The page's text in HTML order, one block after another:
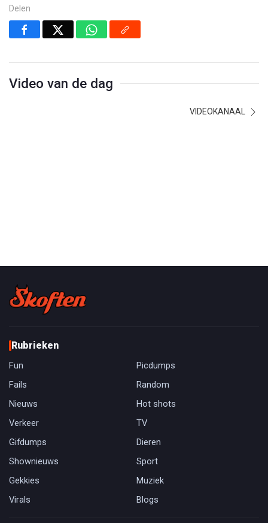
Delen
Video van de dag
VIDEOKANAAL
Rubrieken
Fun
Picdumps
Fails
Random
Nieuws
Hot shots
Verkeer
TV
Gifdumps
Dieren
Shownieuws
Sport
Gekkies
Muziek
Virals
Blogs